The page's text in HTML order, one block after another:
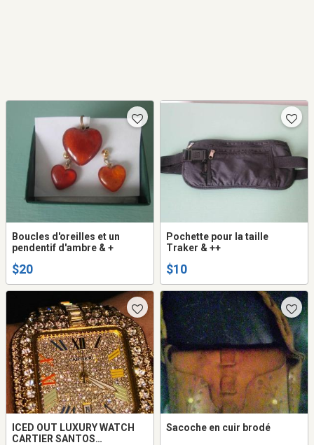
Boucles d'oreilles et un
pendentif d'ambre & +
$20
Pochette pour la taille
Traker & ++
$10
ICED OUT LUXURY WATCH
CARTIER SANTOS
Sacoche en cuir brodé